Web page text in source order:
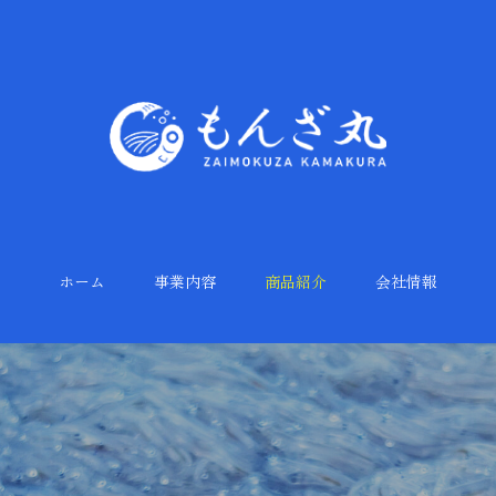
ホーム 事業内容 商品紹介 会社情報